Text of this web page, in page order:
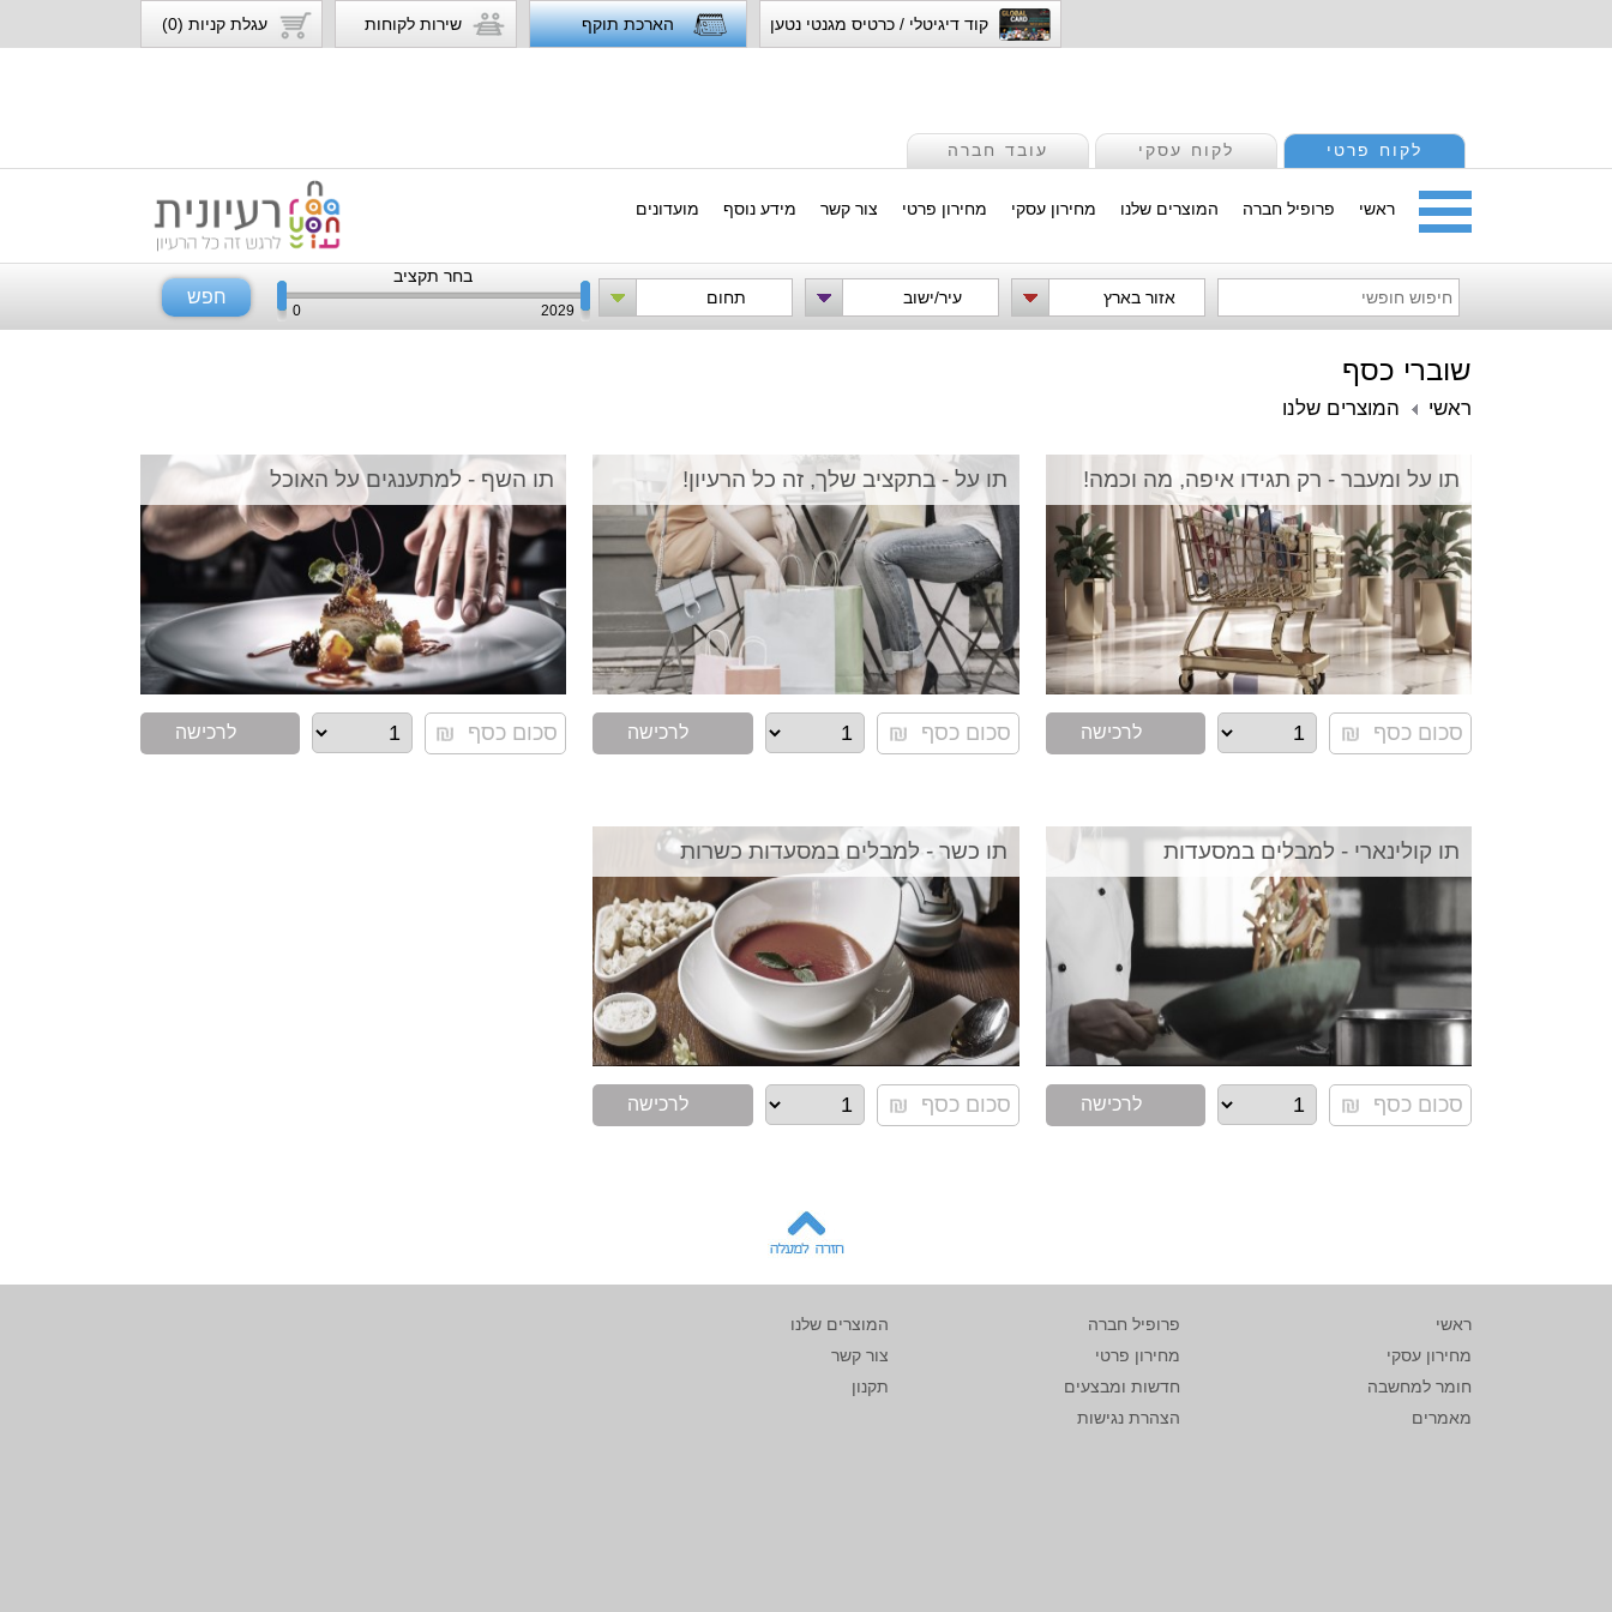
קוד דיגיטלי / כרטיס מגנטי נטען הארכת תוקף שירות לקוחות עגלת קניות (0)
לקוח פרטי לקוח עסקי עובד חברה
ראשי פרופיל חברה המוצרים שלנו מחירון עסקי מחירון פרטי צור קשר מידע נוסף מועדונים
אזור בארץ עיר/ישוב תחום
בחר תקציב
0 2029
חפש
שוברי כסף
ראשי המוצרים שלנו
תו על ומעבר - רק תגידו איפה, מה וכמה!
לרכישה
תו על - בתקציב שלך, זה כל הרעיון!
לרכישה
תו השף - למתענגים על האוכל
לרכישה
תו קולינארי - למבלים במסעדות
לרכישה
תו כשר - למבלים במסעדות כשרות
לרכישה
ראשי פרופיל חברה
המוצרים שלנו
מחירון עסקי
מחירון פרטי
צור קשר
חומר למחשבה
חדשות ומבצעים
תקנון
מאמרים
הצהרת נגישות